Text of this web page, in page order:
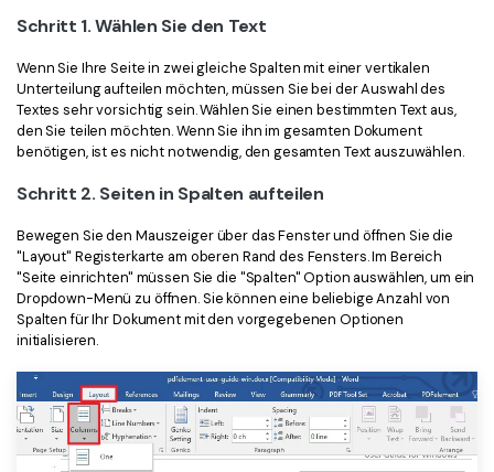
Freiberufler
Alle PDF-Funktionen
PDF-bezogene Informationen, die Sie benötigen.
Download-Zentrum
Laden Sie die leistungsstärksten und einfachsten PDF-Tools
Schritt 1. Wählen Sie den Text
Wenn Sie Ihre Seite in zwei gleiche Spalten mit einer vertikalen
Unterteilung aufteilen möchten, müssen Sie bei der Auswahl des
Textes sehr vorsichtig sein. Wählen Sie einen bestimmten Text aus,
den Sie teilen möchten. Wenn Sie ihn im gesamten Dokument
benötigen, ist es nicht notwendig, den gesamten Text auszuwählen.
Schritt 2. Seiten in Spalten aufteilen
Bewegen Sie den Mauszeiger über das Fenster und öffnen Sie die
"Layout" Registerkarte am oberen Rand des Fensters. Im Bereich
"Seite einrichten" müssen Sie die "Spalten" Option auswählen, um ein
Dropdown-Menü zu öffnen. Sie können eine beliebige Anzahl von
Spalten für Ihr Dokument mit den vorgegebenen Optionen
initialisieren.